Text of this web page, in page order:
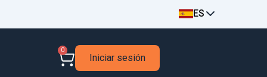
ES
0
Iniciar sesión